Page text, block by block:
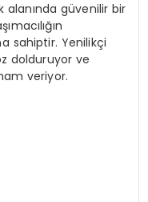
alanında güvenilir bir
sahiptir. Yenilikçi
dolduruyor ve
veriyor.